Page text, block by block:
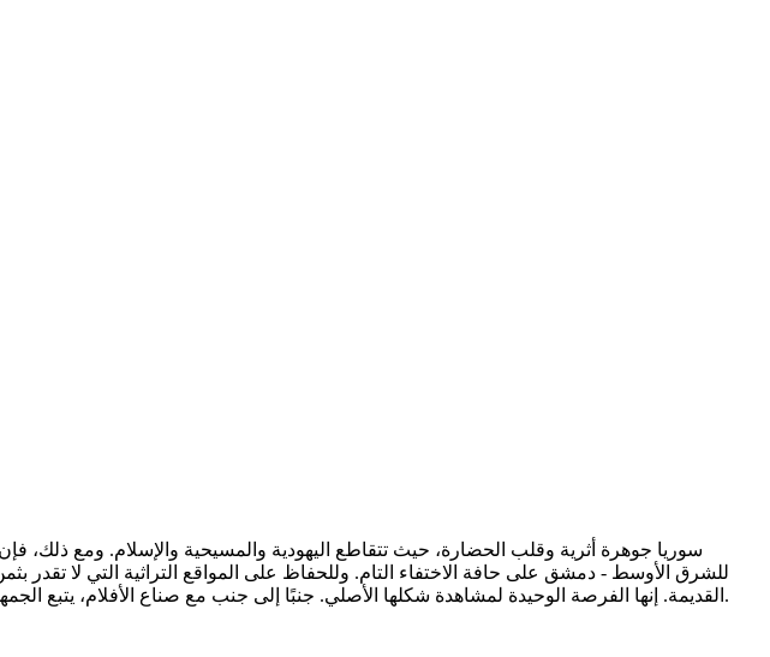
سوريا جوهرة أثرية وقلب الحضارة، حيث تتقاطع اليهودية والمسيحية والإسلام. ومع ذلك،
للشرق الأوسط - دمشق على حافة الاختفاء التام. وللحفاظ على المواقع التراثية التي لا تقدر
القديمة. إنها الفرصة الوحيدة لمشاهدة شكلها الأصلي. جنبًا إلى جنب مع صناع الأفلام، يتبع الجمهور خطى آدم وحواء، ويكشفون عن ألغاز تاريخية ويستكشفون الثراء العظيم للتراث الثقافي المتنوع في سوريا.